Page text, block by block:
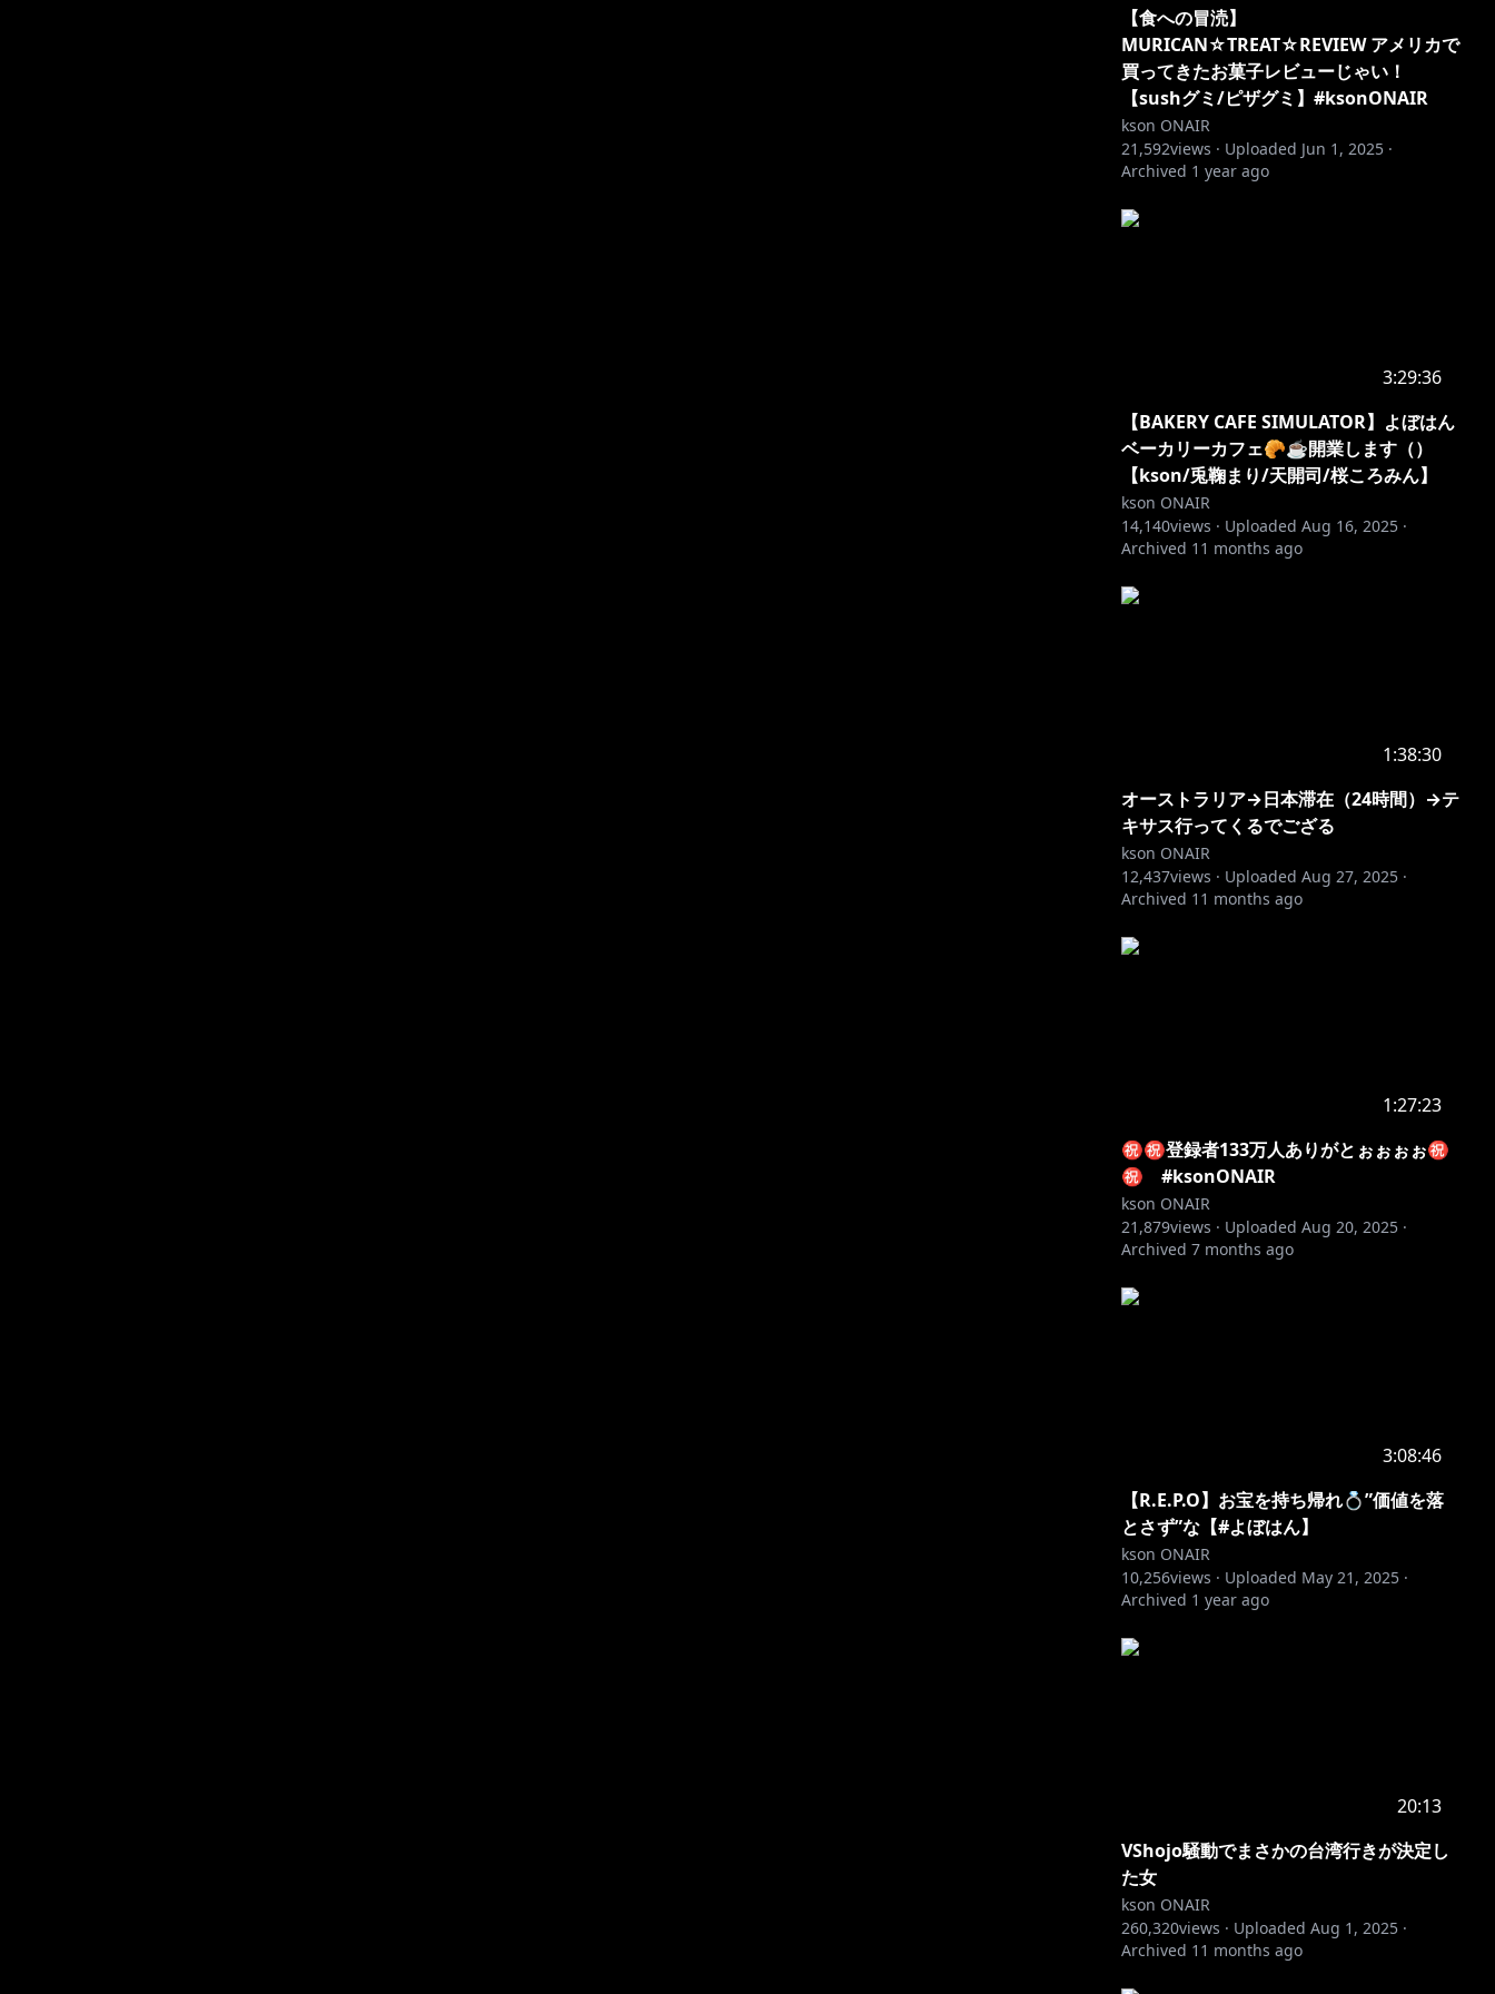
【食への冒涜】
MURICAN☆TREAT☆REVIEW アメリカで
買ってきたお菓子レビューじゃい！
【sushグミ/ピザグミ】#ksonONAIR
kson ONAIR
21,592views · Uploaded Jun 1, 2025 ·
Archived 1 year ago
3:29:36
【BAKERY CAFE SIMULATOR】よぼはん
ベーカリーカフェ🥐☕開業します（）
【kson/兎鞠まり/天開司/桜ころみん】
kson ONAIR
14,140views · Uploaded Aug 16, 2025 ·
Archived 11 months ago
1:38:30
オーストラリア→日本滞在（24時間）→テ
キサス行ってくるでござる
kson ONAIR
12,437views · Uploaded Aug 27, 2025 ·
Archived 11 months ago
1:27:23
㊗㊗登録者133万人ありがとぉぉぉぉ㊗
㊗ #ksonONAIR
kson ONAIR
21,879views · Uploaded Aug 20, 2025 ·
Archived 7 months ago
3:08:46
【R.E.P.O】お宝を持ち帰れ💍”価値を落
とさず”な【#よぼはん】
kson ONAIR
10,256views · Uploaded May 21, 2025 ·
Archived 1 year ago
20:13
VShojo騒動でまさかの台湾行きが決定し
た女
kson ONAIR
260,320views · Uploaded Aug 1, 2025 ·
Archived 11 months ago